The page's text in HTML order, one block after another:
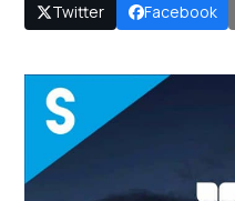
Twitter Facebook